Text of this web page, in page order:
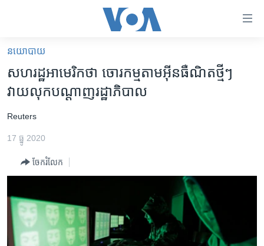
គេហទំព័រ​
ទាក់ទង
និង​
ទំព័រ​
រំលង​
និង​
ចូល​
ទៅ​
អន្តរជាតិ
ហេឡូវីអូអេ
កម្ពុជាច្នៃប្រតិដ្ឋ
ទូរទស្សន៍ / វីដេអូ​
វិទ្យុ / ផតខាសថ៍
នយោបាយ
សហរដ្ឋអាមេរិក​ថា ចោរកម្ម​តាម​អ៊ីនធឺណិត​ថ្មីៗ​
វាយលុក​បណ្តាញ​រដ្ឋាភិបាល
​Reuters
17 ធ្នូ 2020
ចែករំលែក